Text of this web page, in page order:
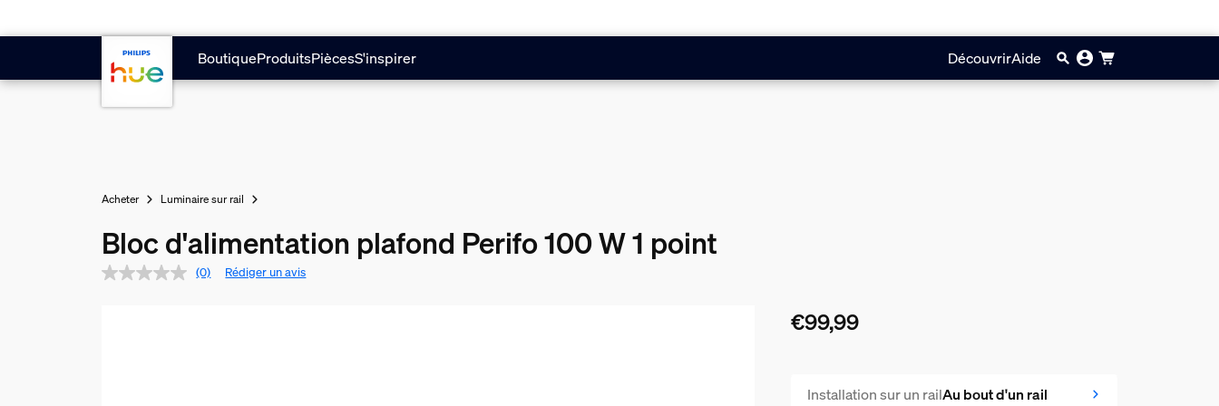
BoutiqueProduitsPiècesS'inspirer DécouvrirAide
Acheter Luminaire sur rail
Bloc d'alimentation plafond Perifo 100 W 1 point
(0) Rédiger un avis
€99,99
Installation sur un railAu bout d'un rail